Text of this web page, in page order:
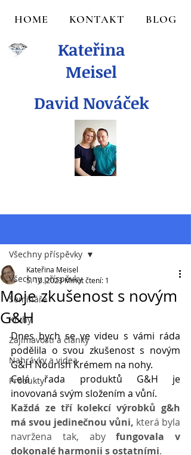
HOME KONTAKT BLOG
Kateřina
Meisel
David Nováček
Všechny příspěvky
Semináře
Knihy
Zajímavosti a články
Nahrávky a videa
Produkty
Všechny příspěvky
Moje zkušenost s novým
G&H
Kateřina Meisel
5. 10. 2023 Minut čtení: 1
Dnes bych se ve videu s vámi ráda
podělila o svou zkušenost s novým
G&H Nourish Krémem na nohy.
Celá řada produktů G&H je
inovovaná svým složením a vůní.
Každá ze tří kolekcí výrobků g&h
má svou jedinečnou vůni, která byla
navržena tak, aby fungovala v
dokonalé harmonii s ostatními.